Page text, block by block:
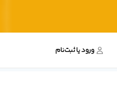
ورود یا ثبت‌نام